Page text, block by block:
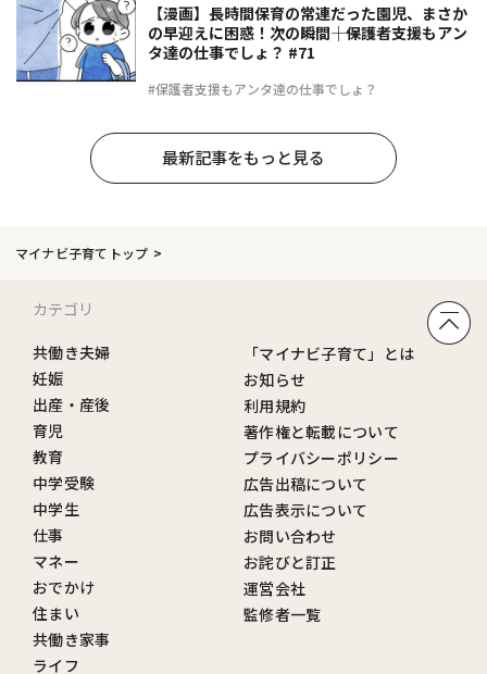
#保護者支援もアンタ達の仕事でしょ？
【漫画】長時間保育の常連だった園児、まさか
の早迎えに困惑！次の瞬間――｜保護者支援もアン
タ達の仕事でしょ？ #71
最新記事をもっと見る
マイナビ子育てトップ
カテゴリ
共働き夫婦
妊娠
出産・産後
育児
教育
中学受験
中学生
仕事
マネー
おでかけ
住まい
共働き家事
ライフ
「マイナビ子育て」とは
お知らせ
利用規約
著作権と転載について
プライバシーポリシー
広告出稿について
広告表示について
お問い合わせ
お詫びと訂正
運営会社
監修者一覧